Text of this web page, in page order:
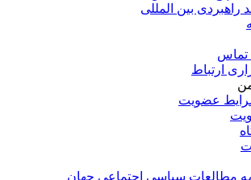
راهبردی بین المللی
ارتباط
عضویت
مطالعات سیاسی اجتماعی جهان